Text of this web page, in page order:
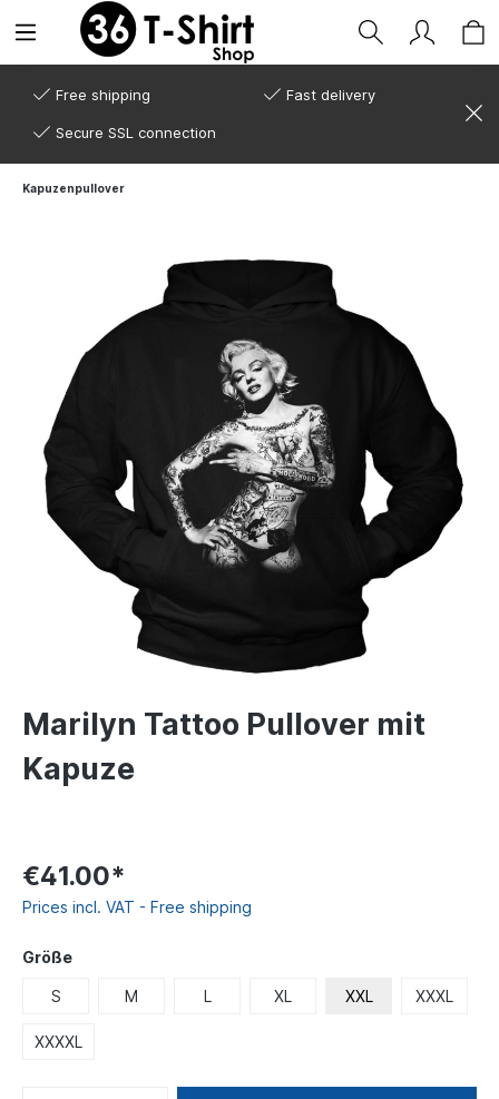
Free shipping Fast delivery
Secure SSL connection
Kapuzenpullover
Marilyn Tattoo Pullover mit
Kapuze
€41.00*
Prices incl. VAT - Free shipping
Größe
S M L XL XXL XXXL
XXXXL